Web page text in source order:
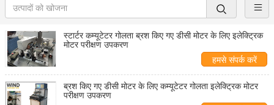
स्टार्टर कम्यूटेटर गोलता ब्रश किए गए डीसी मोटर के लिए इलेक्ट्रिक
मोटर परीक्षण उपकरण
हमसे संपर्क करें
ब्रश किए गए डीसी मोटर के लिए कम्यूटेटर गोलता इलेक्ट्रिक मोटर
परीक्षण उपकरण